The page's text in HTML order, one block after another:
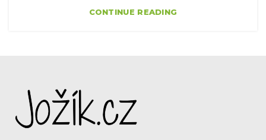
CONTINUE READING